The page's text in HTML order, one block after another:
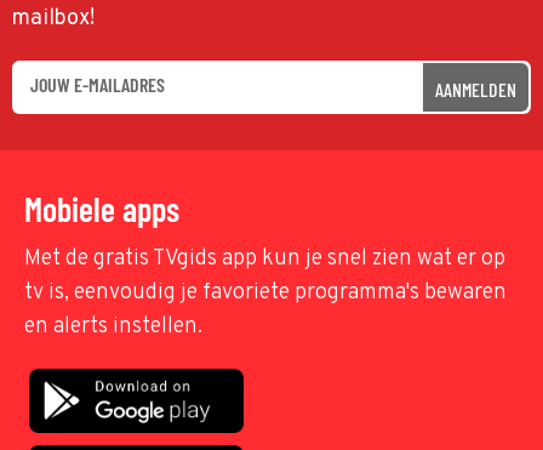
mailbox!
AANMELDEN
Mobiele apps
Met de gratis TVgids app kun je snel zien wat er op
tv is, eenvoudig je favoriete programma's bewaren
en alerts instellen.